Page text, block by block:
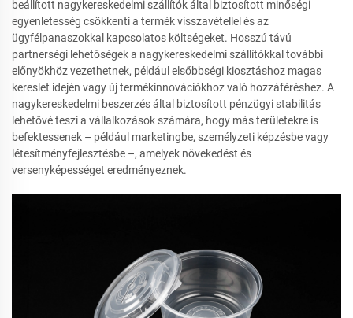
beállított nagykereskedelmi szállítók által biztosított minőségi
egyenletesség csökkenti a termék visszavétellel és az
ügyfélpanaszokkal kapcsolatos költségeket. Hosszú távú
partnerségi lehetőségek a nagykereskedelmi szállítókkal további
előnyökhöz vezethetnek, például elsőbbségi kiosztáshoz magas
kereslet idején vagy új termékinnovációkhoz való hozzáféréshez. A
nagykereskedelmi beszerzés által biztosított pénzügyi stabilitás
lehetővé teszi a vállalkozások számára, hogy más területekre is
befektessenek – például marketingbe, személyzeti képzésbe vagy
létesítményfejlesztésbe –, amelyek növekedést és
versenyképességet eredményeznek.